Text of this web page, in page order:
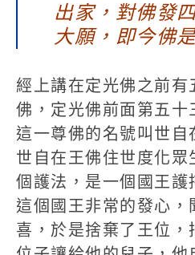
出家，對佛發
大願，即今佛是
經上講在定光佛之前有
佛，定光佛前面第五十
這一尊佛的名號叫世自
世自在王佛住世度化眾
個護法，是一個國王護
這個國王非常的發心，
喜，於是捨棄了王位，